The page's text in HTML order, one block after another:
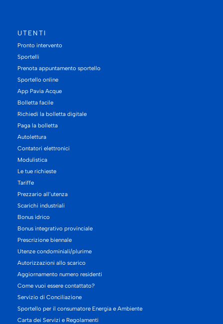
UTENTI
Pronto intervento
Sportelli
Prenota appuntamento sportello
Sportello online
App Pavia Acque
Bolletta facile
Richiedi la bolletta digitale
Paga la bolletta
Autolettura
Contatori elettronici
Modulistica
Le tue richieste
Tariffe
Prezzario all’utenza
Scarichi industriali
Bonus idrico
Bonus integrativo provinciale
Prescrizione biennale
Utenze condominiali/plurime
Autorizzazioni allo scarico
Aggiornamento numero residenti
Come vuoi essere contattato?
Servizio di Conciliazione
Sportello per il consumatore Energia e Ambiente
Carta dei Servizi e Regolamenti